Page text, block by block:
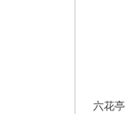
六花亭